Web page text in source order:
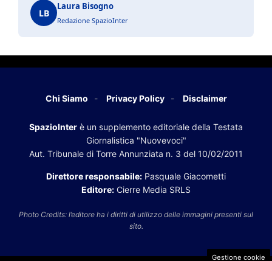
LB
Laura Bisogno
Redazione SpazioInter
Chi Siamo Privacy Policy Disclaimer
SpazioInter è un supplemento editoriale della Testata
Giornalistica "Nuovevoci"
Aut. Tribunale di Torre Annunziata n. 3 del 10/02/2011
Direttore responsabile: Pasquale Giacometti
Editore: Cierre Media SRLS
Photo Credits: l’editore ha i diritti di utilizzo delle immagini presenti sul
sito.
Gestione cookie